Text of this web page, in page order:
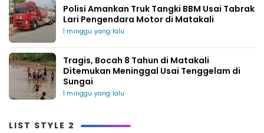
Polisi Amankan Truk Tangki BBM Usai Tabrak
Lari Pengendara Motor di Matakali
1 minggu yang lalu
Tragis, Bocah 8 Tahun di Matakali
Ditemukan Meninggal Usai Tenggelam di
Sungai
1 minggu yang lalu
LIST STYLE 2